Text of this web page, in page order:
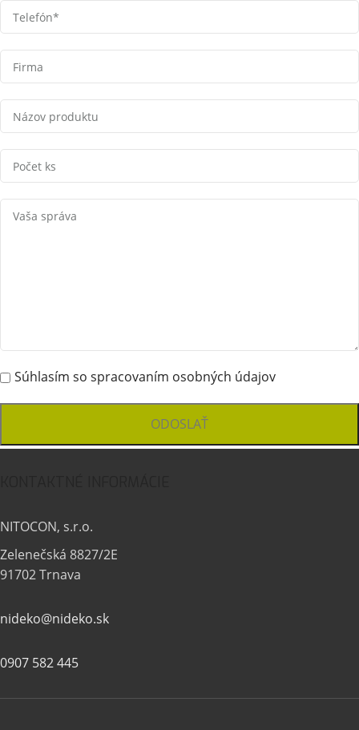
Súhlasím so spracovaním osobných údajov
NITOCON, s.r.o.
Zelenečská 8827/2E
91702 Trnava
nideko@nideko.sk
0907 582 445